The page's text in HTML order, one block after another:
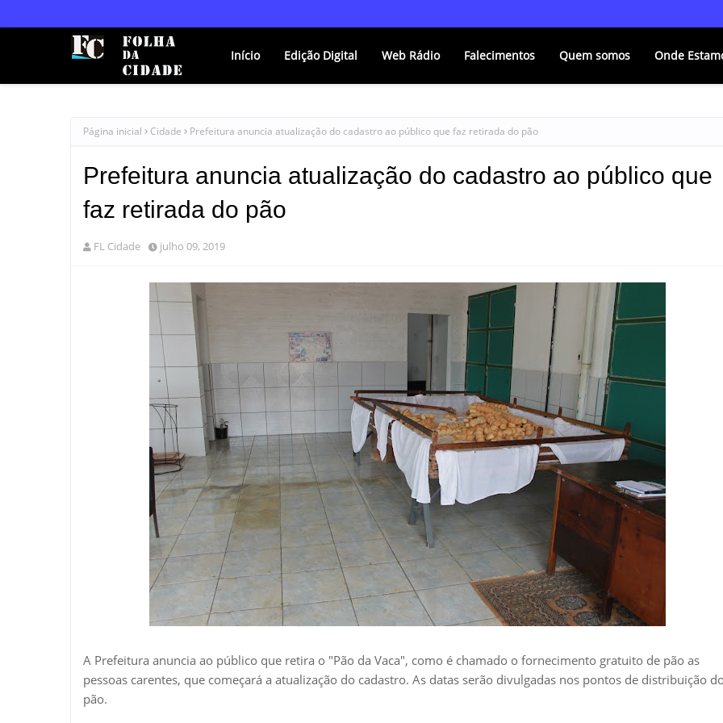
Início Edição Digital Web Rádio Falecimentos Quem somos Onde
Página inicial Cidade Prefeitura anuncia atualização do cadastro ao público que faz retirada do pão
Prefeitura anuncia atualização do cadastro ao público que
faz retirada do pão
FL Cidade julho 09, 2019
A Prefeitura anuncia ao público que retira o "Pão da Vaca", como é chamado o fornecimento gratuito de pão as
pessoas carentes, que começará a atualização do cadastro. As datas serão divulgadas nos pontos de distribuição
pão.